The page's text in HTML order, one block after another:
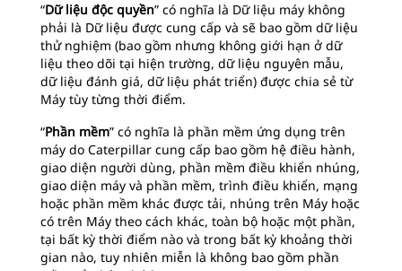
“Dữ liệu độc quyền” có nghĩa là Dữ liệu máy không
phải là Dữ liệu được cung cấp và sẽ bao gồm dữ liệu
thử nghiệm (bao gồm nhưng không giới hạn ở dữ
liệu theo dõi tại hiện trường, dữ liệu nguyên mẫu,
dữ liệu đánh giá, dữ liệu phát triển) được chia sẻ từ
Máy tùy từng thời điểm.
“Phần mềm” có nghĩa là phần mềm ứng dụng trên
máy do Caterpillar cung cấp bao gồm hệ điều hành,
giao diện người dùng, phần mềm điều khiển nhúng,
giao diện máy và phần mềm, trình điều khiển, mạng
hoặc phần mềm khác được tải, nhúng trên Máy hoặc
có trên Máy theo cách khác, toàn bộ hoặc một phần,
tại bất kỳ thời điểm nào và trong bất kỳ khoảng thời
gian nào, tuy nhiên miễn là không bao gồm phần